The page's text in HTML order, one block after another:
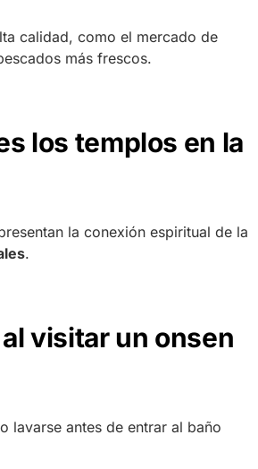
calidad, como el mercado de
más frescos.
los templos en la
la conexión espiritual de la
.
visitar un onsen
lavarse antes de entrar al baño